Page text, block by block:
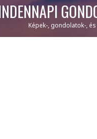
Képek-, gondolatok-,